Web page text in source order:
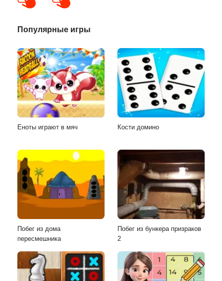
Популярные игры
Еноты играют в мяч Кости домино
Побег из дома
пересмешника
Побег из бункера призраков
2